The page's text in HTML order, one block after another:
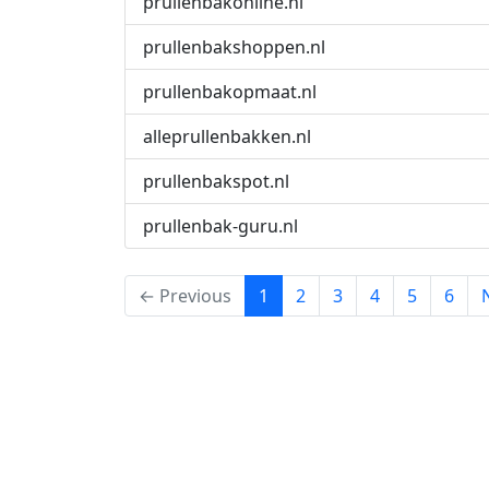
prullenbakshoppen.nl
prullenbakopmaat.nl
alleprullenbakken.nl
prullenbakspot.nl
prullenbak-guru.nl
← Previous 1 (current)
2 3 4 5 6